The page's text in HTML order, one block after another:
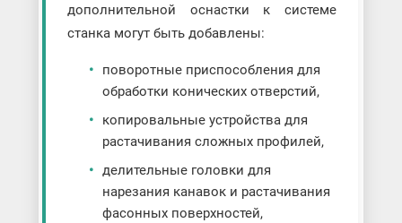
дополнительной оснастки к системе
станка могут быть добавлены:
поворотные приспособления для
обработки конических отверстий,
копировальные устройства для
растачивания сложных профилей,
делительные головки для
нарезания канавок и растачивания
фасонных поверхностей,